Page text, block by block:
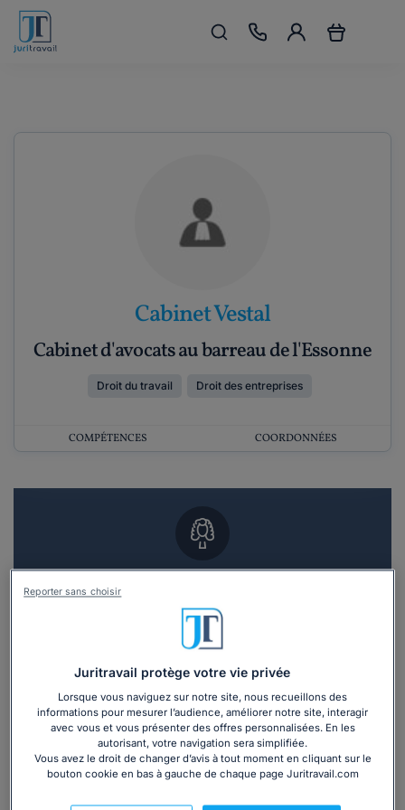
Cabinet Vestal
Cabinet d'avocats au barreau de l'Essonne
Droit du travail Droit des entreprises
COMPÉTENCES COORDONNÉES
Vous souhaitez un RDV en cabinet avec un
avocat ?
Recevoir des devis d'avocats
3 devis en 48h
Juritravail protège votre vie privée
Lorsque vous naviguez sur notre site, nous recueillons des
informations pour mesurer l’audience, améliorer notre site, interagir
avec vous et vous présenter des offres personnalisées. En les
autorisant, votre navigation sera simplifiée.
Vous avez le droit de changer d’avis à tout moment en cliquant sur le
bouton cookie en bas à gauche de chaque page Juritravail.com
Reporter sans choisir